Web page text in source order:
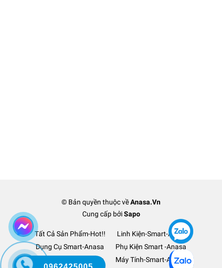
© Bản quyền thuộc vềAnasa.Vn
Cung cấp bởi Sapo
Tất Cả Sản Phẩm-Hot!!
Linh Kiện-Smart-Anasa
Dụng Cụ Smart-Anasa
Phụ Kiện Smart -Anasa
Ô Tô Xe Hơi TM-Anasa
Máy Tính-Smart-Anasa